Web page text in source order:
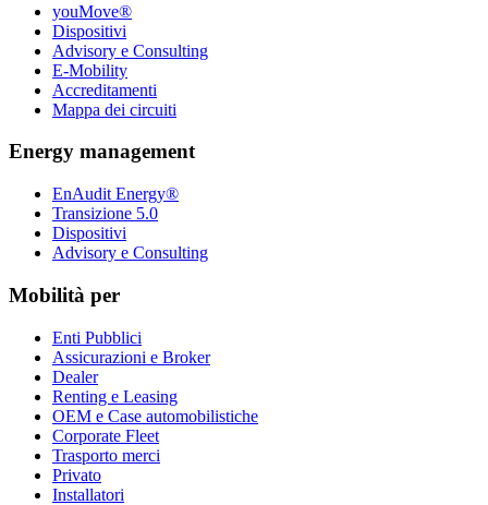
youMove®
Dispositivi
Advisory e Consulting
E-Mobility
Accreditamenti
Mappa dei circuiti
Energy management
EnAudit Energy®
Transizione 5.0
Dispositivi
Advisory e Consulting
Mobilità per
Enti Pubblici
Assicurazioni e Broker
Dealer
Renting e Leasing
OEM e Case automobilistiche
Corporate Fleet
Trasporto merci
Privato
Installatori